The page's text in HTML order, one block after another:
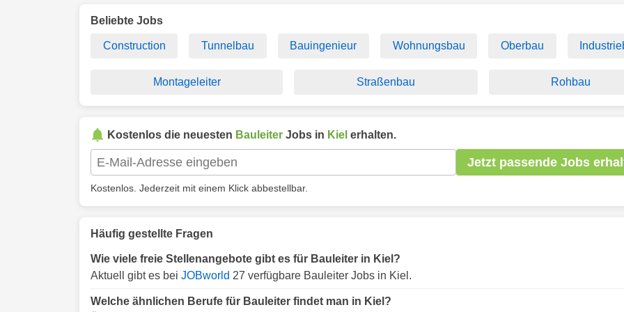
Beliebte Jobs
Construction Tunnelbau Bauingenieur Wohnungsbau Oberbau
Montageleiter Straßenbau Rohbau
Kostenlos die neuesten Bauleiter Jobs in Kiel erhalten.
Jetzt passende Jobs
Kostenlos. Jederzeit mit einem Klick abbestellbar.
Häufig gestellte Fragen
Wie viele freie Stellenangebote gibt es für Bauleiter in Kiel?
Aktuell gibt es bei JOBworld 27 verfügbare Bauleiter Jobs in Kiel.
Welche ähnlichen Berufe für Bauleiter findet man in Kiel?